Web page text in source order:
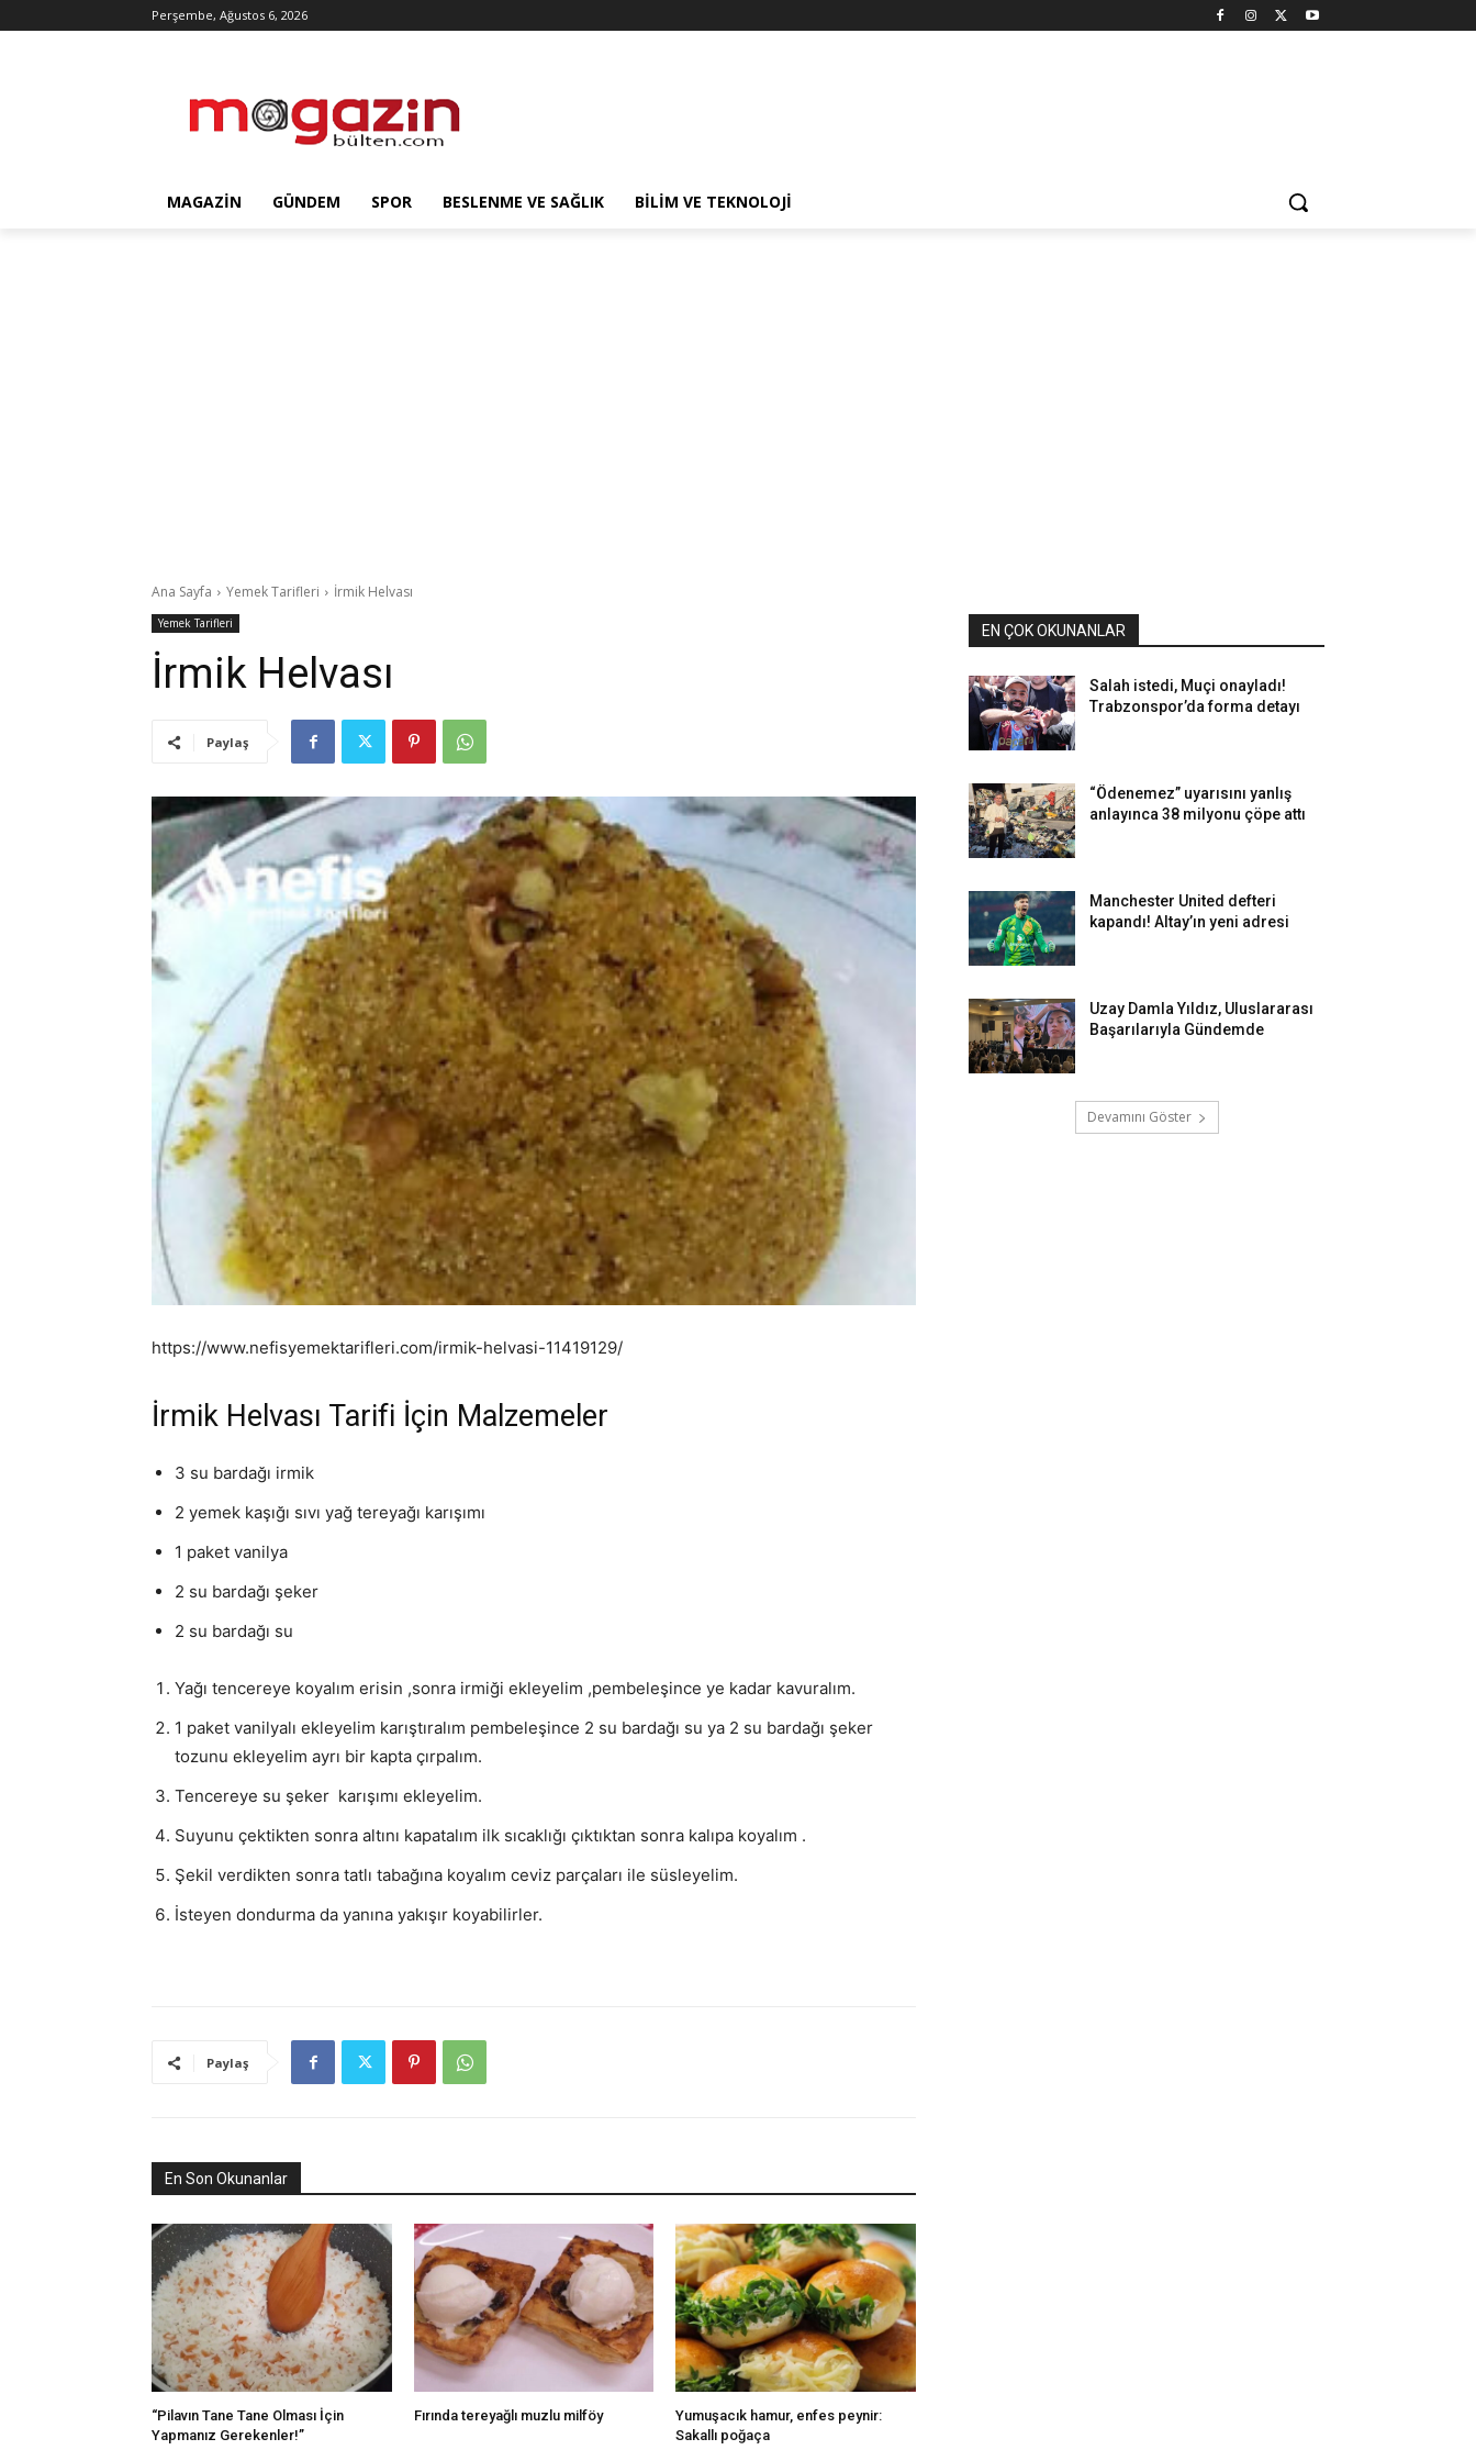
Perşembe, Ağustos 6, 2026
MAGAZIN GÜNDEM SPOR BESLENME VE SAĞLIK BILIM VE TEKNOLOJI
Ana Sayfa Yemek Tarifleri İrmik Helvası
Yemek Tarifleri
İrmik Helvası
Paylaş
https://www.nefisyemektarifleri.com/irmik-helvasi-11419129/
İrmik Helvası Tarifi İçin Malzemeler
3 su bardağı irmik
2 yemek kaşığı sıvı yağ tereyağı karışımı
1 paket vanilya
2 su bardağı şeker
2 su bardağı su
Yağı tencereye koyalım erisin ,sonra irmiği ekleyelim ,pembeleşince ye kadar kavuralım.
1 paket vanilyalı ekleyelim karıştıralım pembeleşince 2 su bardağı su ya 2 su bardağı şeker
tozunu ekleyelim ayrı bir kapta çırpalım.
Tencereye su şeker karışımı ekleyelim.
Suyunu çektikten sonra altını kapatalım ilk sıcaklığı çıktıktan sonra kalıpa koyalım .
Şekil verdikten sonra tatlı tabağına koyalım ceviz parçaları ile süsleyelim.
İsteyen dondurma da yanına yakışır koyabilirler.
Paylaş
En Son Okunanlar
“Pilavın Tane Tane Olması İçin
Yapmanız Gerekenler!”
Fırında tereyağlı muzlu milföy
Yumuşacık hamur, enfes peynir:
Sakallı poğaça
EN ÇOK OKUNANLAR
Salah istedi, Muçi onayladı!
Trabzonspor’da forma detayı
“Ödenemez” uyarısını yanlış
anlayınca 38 milyonu çöpe attı
Manchester United defteri
kapandı! Altay’ın yeni adresi
Uzay Damla Yıldız, Uluslararası
Başarılarıyla Gündemde
Devamını Göster